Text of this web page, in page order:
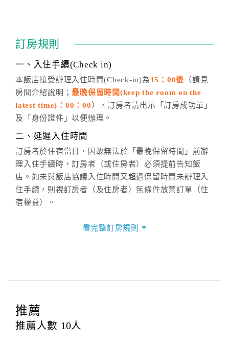
話方式異動訂單。
※非客服時間之申辦異動，皆為次日計算及辦理。
五、客服時間
週一至週日，上午9:00～晚上6:00
六、聯絡方式
(07)9682715 。
訂房規則
一、入住手續(Check in)
本飯店接受辦理入住時間(Check-in)為15：00後 （請見
房間介紹說明；最晚保留時間(keep the room on the
latest time)：00：00 ），訂房者請出示「訂房成功單」
及「身份證件」以便辦理。
二、延遲入住時間
訂房者於住宿當日，因故無法於「最晚保留時間」前辦
理入住手續時，訂房者（或住房者）必須提前告知飯
店。如未與飯店協議入住時間又超過保留時間未辦理入
住手續，則視訂房者（及住房者）無條件放棄訂單（住
宿權益）。
四、訂單異動
提出申辦不得異動訂單。
每筆訂單異動限定
辦理取消退款。
看完整訂房規則
推薦
推薦人數 10人